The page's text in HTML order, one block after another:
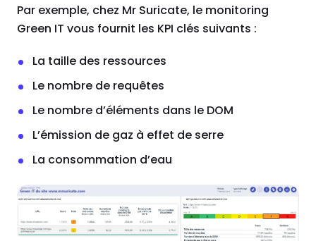
Par exemple, chez Mr Suricate, le monitoring
Green IT vous fournit les KPI clés suivants :
La taille des ressources
Le nombre de requêtes
Le nombre d’éléments dans le DOM
L’émission de gaz à effet de serre
La consommation d’eau